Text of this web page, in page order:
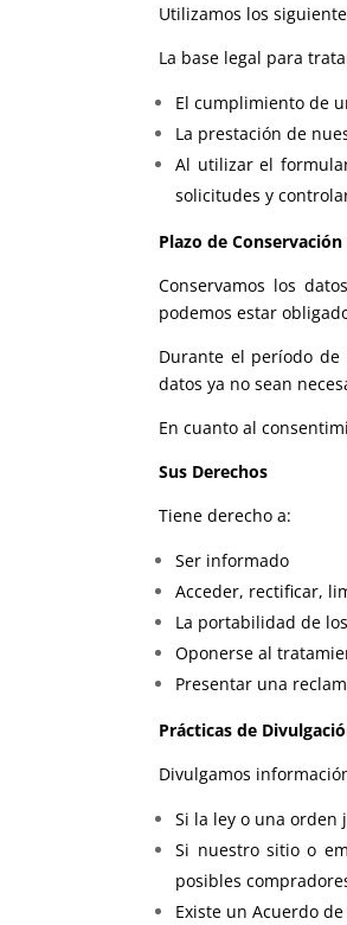
Utilizamos los
La base legal para
El cumplimiento de
La prestación de
Al utilizar el
solicitudes y
Plazo de
Conservamos los
podemos estar
Durante el período de
datos ya no sean
En cuanto al
Sus Derechos
Tiene derecho a:
Ser informado
Acceder, rectificar,
La portabilidad de
Oponerse al
Presentar una
Prácticas de
Divulgamos
Si la ley o una orden
Si nuestro sitio o
posibles
Existe un Acuerdo